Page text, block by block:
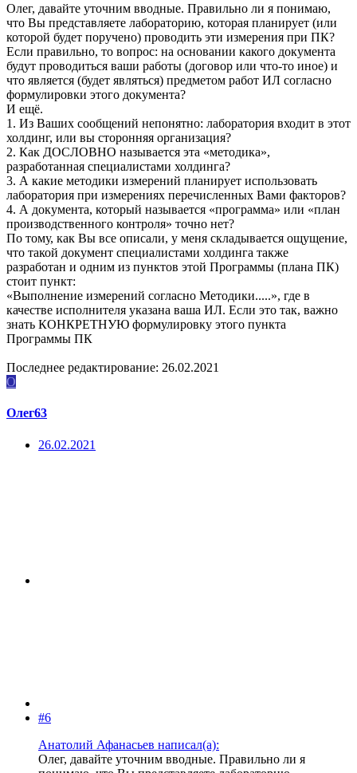
Олег, давайте уточним вводные. Правильно ли я понимаю,
что Вы представляете лабораторию, которая планирует (или
которой будет поручено) проводить эти измерения при ПК?
Если правильно, то вопрос: на основании какого документа
будут проводиться ваши работы (договор или что-то иное) и
что является (будет являться) предметом работ ИЛ согласно
формулировки этого документа?
И ещё.
1. Из Ваших сообщений непонятно: лаборатория входит в этот
холдинг, или вы сторонняя организация?
2. Как ДОСЛОВНО называется эта «методика»,
разработанная специалистами холдинга?
3. А какие методики измерений планирует использовать
лаборатория при измерениях перечисленных Вами факторов?
4. А документа, который называется «программа» или «план
производственного контроля» точно нет?
По тому, как Вы все описали, у меня складывается ощущение,
что такой документ специалистами холдинга также
разработан и одним из пунктов этой Программы (плана ПК)
стоит пункт:
«Выполнение измерений согласно Методики.....», где в
качестве исполнителя указана ваша ИЛ. Если это так, важно
знать КОНКРЕТНУЮ формулировку этого пункта
Программы ПК
Последнее редактирование: 26.02.2021
О
Олег63
26.02.2021
#6
Анатолий Афанасьев написал(а):
Олег, давайте уточним вводные. Правильно ли я